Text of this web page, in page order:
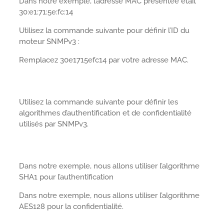
30:e1:71:5e:fc:14
Utilisez la commande suivante pour définir l’ID du
moteur SNMPv3 :
Remplacez 30e1715efc14 par votre adresse MAC.
Utilisez la commande suivante pour définir les
algorithmes d’authentification et de confidentialité
utilisés par SNMPv3.
Dans notre exemple, nous allons utiliser l’algorithme
SHA1 pour l’authentification
Dans notre exemple, nous allons utiliser l’algorithme
AES128 pour la confidentialité.